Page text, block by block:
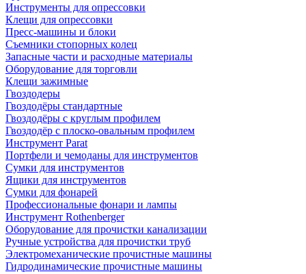
Инструменты для опрессовки
Клещи для опрессовки
Пресс-машины и блоки
Съемники стопорных колец
Запасные части и расходные материалы
Оборудование для торговли
Клещи зажимные
Гвоздодеры
Гвоздодёры стандартные
Гвоздодёры с круглым профилем
Гвоздодёр с плоско-овальным профилем
Инструмент Parat
Портфели и чемоданы для инструментов
Сумки для инструментов
Ящики для инструментов
Сумки для фонарей
Профессиональные фонари и лампы
Инструмент Rothenberger
Оборудование для прочистки канализации
Ручные устройства для прочистки труб
Электромеханические прочистные машины
Гидродинамические прочистные машины